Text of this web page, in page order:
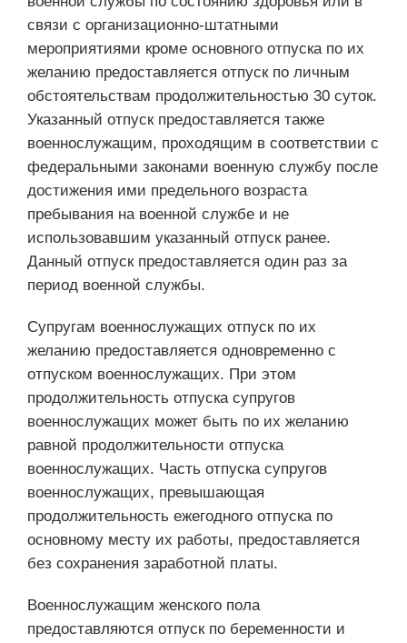
связи с организационно-штатными
мероприятиями кроме основного отпуска по их
желанию предоставляется отпуск по личным
обстоятельствам продолжительностью 30 суток.
Указанный отпуск предоставляется также
военнослужащим, проходящим в соответствии с
федеральными законами военную службу после
достижения ими предельного возраста
пребывания на военной службе и не
использовавшим указанный отпуск ранее.
Данный отпуск предоставляется один раз за
период военной службы.
Супругам военнослужащих отпуск по их
желанию предоставляется одновременно с
отпуском военнослужащих. При этом
продолжительность отпуска супругов
военнослужащих может быть по их желанию
равной продолжительности отпуска
военнослужащих. Часть отпуска супругов
военнослужащих, превышающая
продолжительность ежегодного отпуска по
основному месту их работы, предоставляется
без сохранения заработной платы.
Военнослужащим женского пола
предоставляются отпуск по беременности и